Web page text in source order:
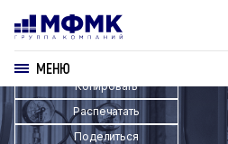
МЕНЮ
Копировать
Распечатать
Поделиться